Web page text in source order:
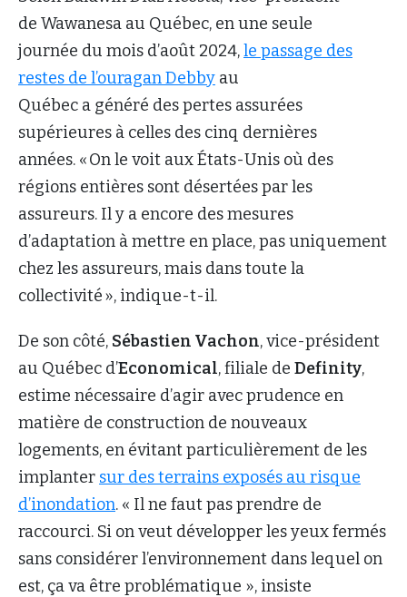
de Wawanesa au Québec, en une seule
journée du mois d’août 2024,le passage des
restes de l’ouragan Debby au
Québec a généré des pertes assurées
supérieures à celles des cinq dernières
années. « On le voit aux États-Unis où des
régions entières sont désertées par les
assureurs. Il y a encore des mesures
d’adaptation à mettre en place, pas uniquement
chez les assureurs, mais dans toute la
collectivité », indique-t-il.
De son côté, Sébastien Vachon, vice-président
au Québec d’Economical, filiale de Definity,
estime nécessaire d’agir avec prudence en
matière de construction de nouveaux
logements, en évitant particulièrement de les
implanter sur des terrains exposés au risque
d’inondation. « Il ne faut pas prendre de
raccourci. Si on veut développer les yeux fermés
sans considérer l’environnement dans lequel on
est, ça va être problématique », insiste